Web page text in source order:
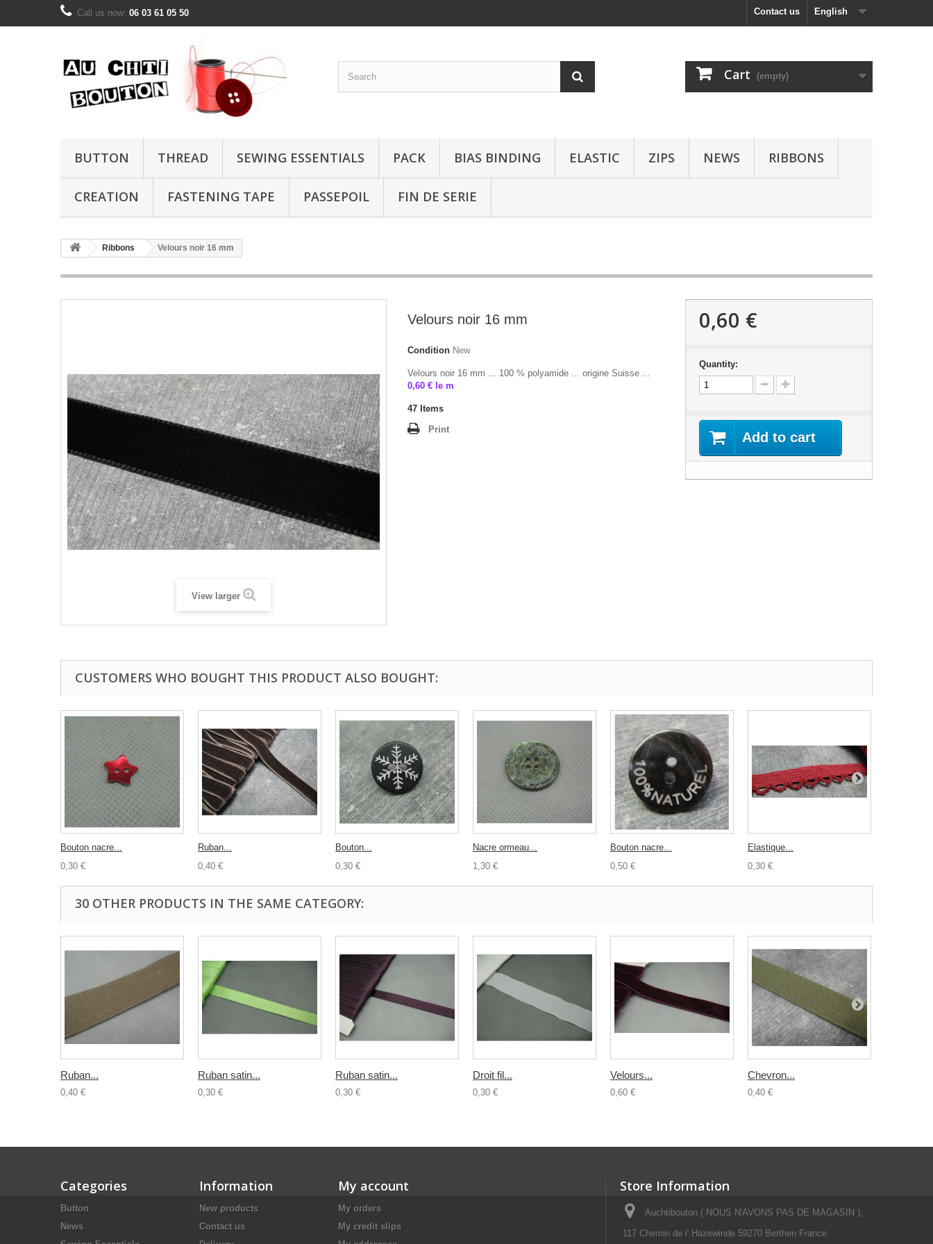
English
Contact us
Call us now: 06 03 61 05 50
Cart (empty)
BUTTON THREAD SEWING ESSENTIALS PACK BIAS BINDING ELASTIC ZIPS NEWS RIBBONS
CREATION FASTENING TAPE PASSEPOIL FIN DE SERIE
Ribbons Velours noir 16 mm
View larger
Velours noir 16 mm
Condition New
Velours noir 16 mm ... 100 % polyamide ... origine Suisse ...
0,60 € le m
47 Items
Print
0,60 €
Quantity:
Add to cart
CUSTOMERS WHO BOUGHT THIS PRODUCT ALSO BOUGHT:
Bouton nacre...
0,30 €
Ruban...
0,40 €
Bouton...
0,30 €
Nacre ormeau...
1,30 €
Bouton nacre...
0,50 €
Elastique...
0,30 €
30 OTHER PRODUCTS IN THE SAME CATEGORY:
Ruban...
0,40 €
Ruban satin...
0,30 €
Ruban satin...
0,30 €
Droit fil...
0,30 €
Velours...
0,60 €
Chevron...
0,40 €
Categories
Button
News
Information
New products
Contact us
My account
My orders
My credit slips
Store Information
Auchtibouton ( NOUS N'AVONS PAS DE MAGASIN ),
117 Chemin de l' Hazewinde 59270 Berthen France